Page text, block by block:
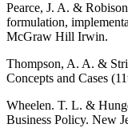
Pearce, J. A. &
formulation,
McGraw Hill Irwin.
Thompson, A. A. &
Concepts and Cases
Wheelen. T. L. &
Business Policy. New